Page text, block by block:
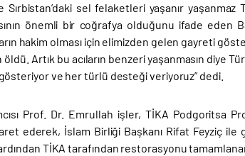
sel felaketleri yaşanır yaşanmaz
önemli bir coğrafya olduğunu ifade eden
hakim olması için elimizden gelen gayreti
Artık bu acıların benzeri yaşanmasın diye
ve her türlü desteği veriyoruz” dedi.
Prof. Dr. Emrullah işler, TİKA Podgoritsa
ederek, İslam Birliği Başkanı Rifat Feyziç
TİKA tarafından restorasyonu